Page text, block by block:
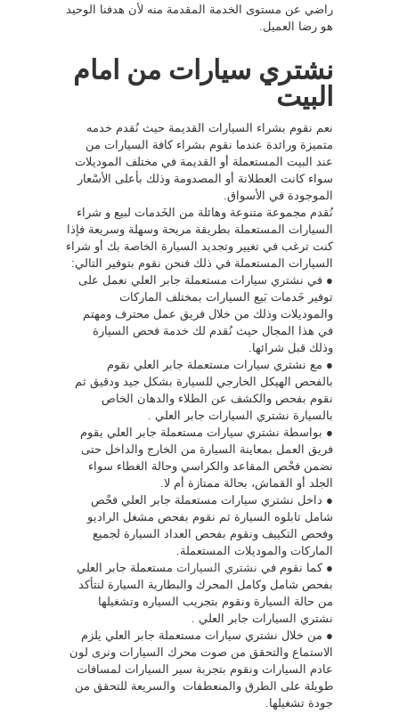
راضي عن مستوى الخدمة المقدمة منه لأن هدفنا الوحيد
هو رضا العميل.
نشتري سيارات من امام
البيت
نعم نقوم بشراء السيارات القديمة حيث نُقدم خدمه
متميزة ورائدة عندما نقوم بشراء كافة السيارات من
عند البيت المستعملة أو القديمة في مختلف الموديلات
سواء كانت العطلانة أو المصدومة وذلك بأعلى الأسْعار
الموجودة في الأسواق.
نُقدم مجموعة متنوعة وهائلة من الخَدمات لبيع و شراء
السيارات المستعملة بطريقة مريحة وسهلة وسريعة فإذا
كنت ترغب في تغيير وتجديد السيارة الخاصة بك أو شراء
السيارات المستعملة في ذلك فنحن نقوم بتوفير التالي:
● في نشتري سيارات مستعملة جابر العلي نعمل على
توفير خَدمات بَيع السيارات بمختلف الماركات
والموديلات وذلك من خلال فريق عمل محترف ومهتم
في هذا المجال حيث نُقدم لك خدمة فحص السيارة
وذلك قبل شرائها.
● مع نشتري سيارات مستعملة جابر العلي نقوم
بالفحص الهيكل الخارجي للسيارة بشكل جيد ودقيق ثم
نقوم بفحص والكشف عن الطلاء والدهان الخاص
بالسيارة نشتري السيارات جابر العلي .
● بواسطة نشتري سيارات مستعملة جابر العلي يقوم
فريق العمل بمعاينة السيارة من الخارج والداخل حتى
نضمن فحْص المقاعد والكراسي وحالة الغطاء سواء
الجلد أو القماش، بحالة ممتازة أم لا.
● داخل نشتري سيارات مستعملة جابر العلي فحْص
شامل تابلوه السيارة ثم نقوم بفحص مشغل الراديو
وفحص التكييف ونقوم بفحص العداد السيارة لجميع
الماركات والموديلات المستعملة.
● كما نقوم في نشتري السيارات مستعملة جابر العلي
بفحص شامل وكامل المحرك والبطارية السيارة لنتأكد
من حالة السيارة ونقوم بتجريب السياره وتشغيلها
نشتري السيارات جابر العلي .
● من خلال نشتري سيارات مستعملة جابر العلي يلزم
الاستماع والتحقق من صوت محرك السيارات ونرى لون
عادم السيارات ونقوم بتجربة سير السيارات لمسافات
طويلة على الطرق والمنعطفات والسريعة للتحقق من
جودة تشغيلها.